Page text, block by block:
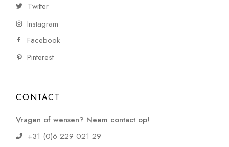
Twitter
Instagram
Facebook
Pinterest
CONTACT
Vragen of wensen? Neem contact op!
+31 (0)6 229 021 29